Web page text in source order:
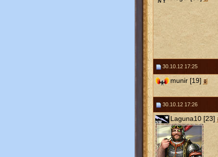
30.10.12 17:25
munir [19]
30.10.12 17:26
Laguna10 [23]